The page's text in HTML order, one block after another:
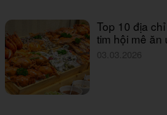
Top 10 địa
tim hội mê ăn
03.03.2026